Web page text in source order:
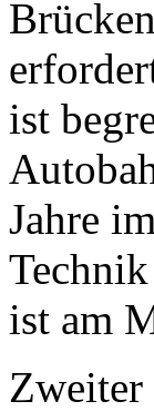
ist
Jahre
ist am
Zweiter